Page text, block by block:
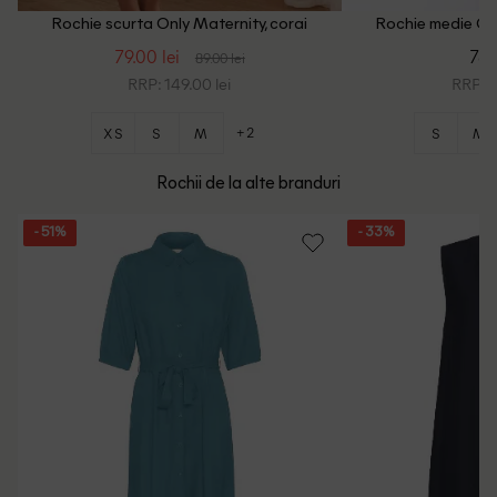
Rochie scurta Only Maternity, corai
79.00 lei 89.00 lei
RRP: 149.00 lei
XS S M +2
Rochie medie
RRP:
S M
Rochii de la alte branduri
- 51% - 33%